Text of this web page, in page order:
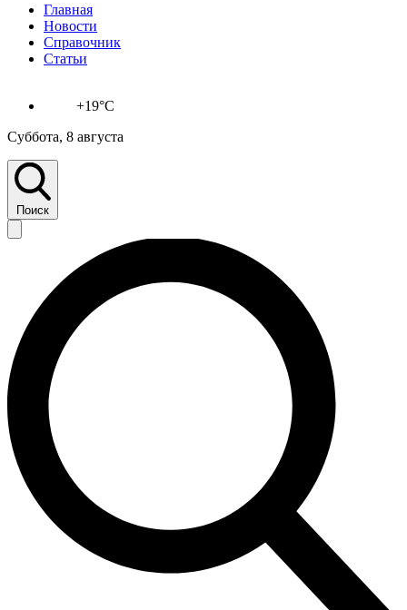
Главная
Новости
Справочник
Статьи
+19°C
Суббота, 8 августа
Поиск